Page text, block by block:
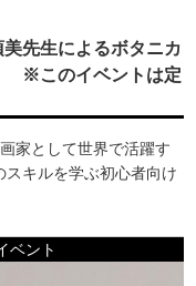
先生によるボタニカ
のイベントは定
家として世界で活躍す
キルを学ぶ初心者向け
ベント